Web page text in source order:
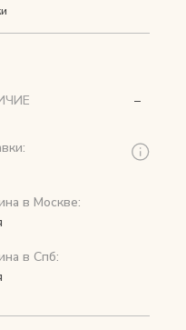
в Москве:
в Спб: